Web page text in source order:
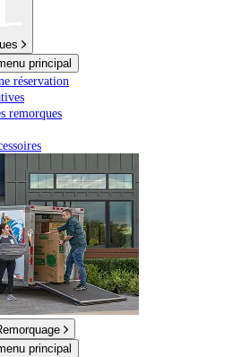
principal
réservation
remorques
principal